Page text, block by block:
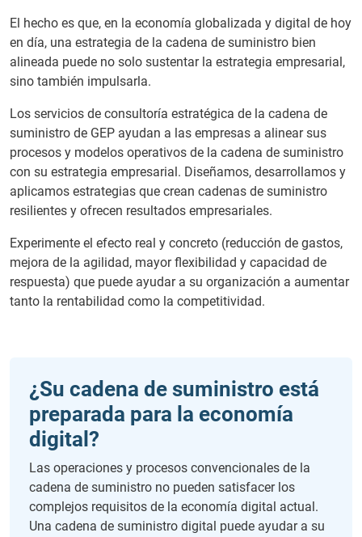
El hecho es que, en la economía globalizada y digital de hoy
en día, una estrategia de la cadena de suministro bien
alineada puede no solo sustentar la estrategia empresarial,
sino también impulsarla.
Los servicios de consultoría estratégica de la cadena de
suministro de GEP ayudan a las empresas a alinear sus
procesos y modelos operativos de la cadena de suministro
con su estrategia empresarial. Diseñamos, desarrollamos y
aplicamos estrategias que crean cadenas de suministro
resilientes y ofrecen resultados empresariales.
Experimente el efecto real y concreto (reducción de gastos,
mejora de la agilidad, mayor flexibilidad y capacidad de
respuesta) que puede ayudar a su organización a aumentar
tanto la rentabilidad como la competitividad.
¿Su cadena de suministro está
preparada para la economía
digital?
Las operaciones y procesos convencionales de la
cadena de suministro no pueden satisfacer los
complejos requisitos de la economía digital actual.
Una cadena de suministro digital puede ayudar a su